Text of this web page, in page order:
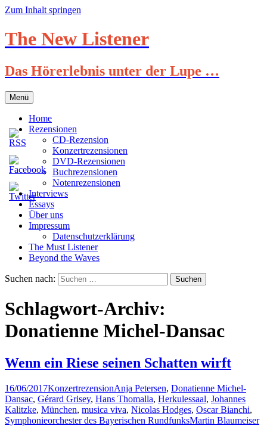
Zum Inhalt springen
The New Listener
Das Hörerlebnis unter der Lupe …
Menü
Home
Rezensionen
CD-Rezension
Konzertrezensionen
DVD-Rezensionen
Buchrezensionen
Notenrezensionen
Interviews
Essays
Über uns
Impressum
Datenschutzerklärung
The Must Listener
Beyond the Waves
Suchen nach:
Schlagwort-Archiv:
Donatienne Michel-Dansac
Wenn ein Riese seinen Schatten wirft
16/06/2017KonzertrezensionAnja Petersen, Donatienne Michel-
Dansac, Gérard Grisey, Hans Thomalla, Herkulessaal, Johannes
Kalitzke, München, musica viva, Nicolas Hodges, Oscar Bianchi,
Symphonieorchester des Bayerischen RundfunksMartin Blaumeiser